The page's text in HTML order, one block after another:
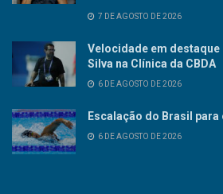
7 DE AGOSTO DE 2026
Velocidade em
Silva na Clínica da CBDA
6 DE AGOSTO DE 2026
Escalação do Brasil para
6 DE AGOSTO DE 2026